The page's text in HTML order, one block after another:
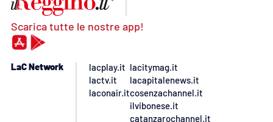
Scarica tutte le nostre app!
LaC Network
lacplay.it
lactv.it
laconair.it
lacitymag.it
lacapitalenews.it
cosenzachannel.it
ilvibonese.it
catanzarochannel.it